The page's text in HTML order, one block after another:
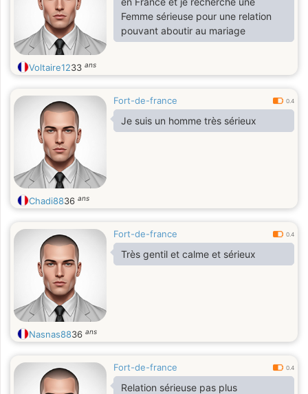
Femme sérieuse pour une relation
pouvant aboutir au mariage
Voltaire1233 ans
Fort-de-france 0.4
Je suis un homme très sérieux
Chadi8836 ans
Fort-de-france 0.4
Très gentil et calme et sérieux
Nasnas8836 ans
Fort-de-france 0.4
Relation sérieuse pas plus